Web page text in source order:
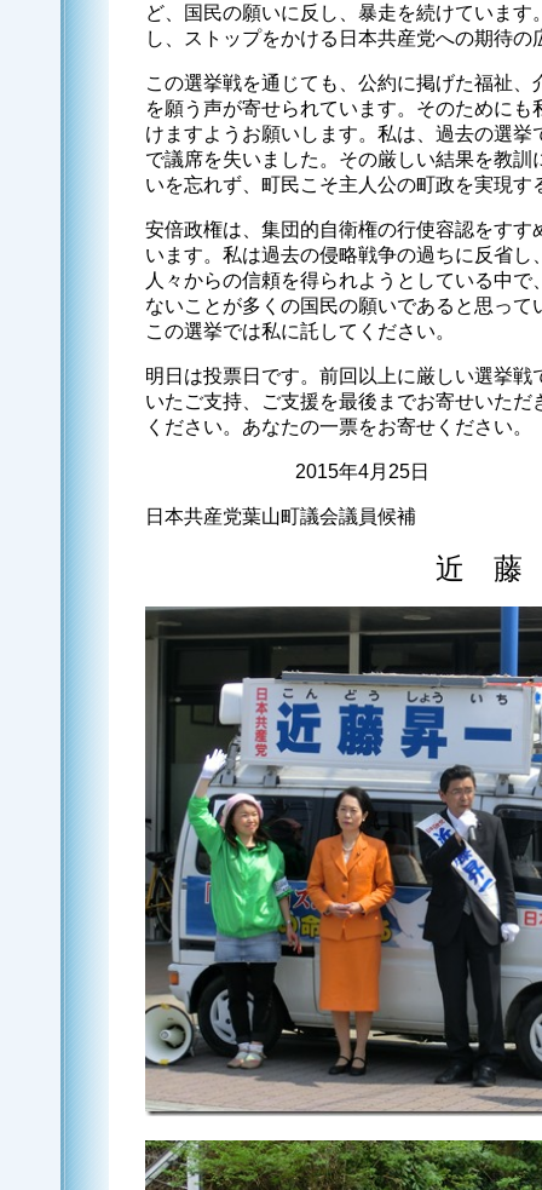
ど、国民の願いに反し、暴走を続けていま
し、ストップをかける日本共産党への期待
この選挙戦を通じても、公約に掲げた福祉
を願う声が寄せられています。そのために
けますようお願いします。私は、過去の選
で議席を失いました。その厳しい結果を教
いを忘れず、町民こそ主人公の町政を実現
安倍政権は、集団的自衛権の行使容認をすす
います。私は過去の侵略戦争の過ちに反省
人々からの信頼を得られようとしている中
ないことが多くの国民の願いであると思っ
この選挙では私に託してください。
明日は投票日です。前回以上に厳しい選挙
いたご支持、ご支援を最後までお寄せいた
ください。あなたの一票をお寄せください。
2015年4月25日
日本共産党葉山町議会議員候補
近 藤